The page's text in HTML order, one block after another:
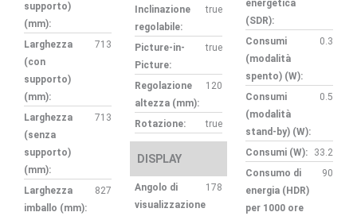
supporto)
(mm):
Larghezza
(con
supporto)
(mm):
713
Larghezza
(senza
supporto)
(mm):
713
Larghezza
imballo (mm):
827
Inclinazione
regolabile:
true
Picture-in-
Picture:
true
Regolazione
altezza (mm):
120
Rotazione: true
DISPLAY
Angolo di
visualizzazione
178
energetica
(SDR):
Consumi
(modalità
spento) (W):
0.3
Consumi
(modalità
stand-by) (W):
0.5
Consumi (W):
33.2
Consumo di
energia (HDR)
per 1000 ore
90